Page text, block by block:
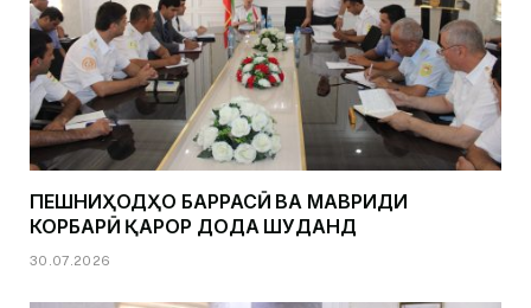
ПЕШНИҲОДҲО БАРРАСӢ ВА МАВРИДИ
КОРБАРӢ ҚАРОР ДОДА ШУДАНД
30.07.2026